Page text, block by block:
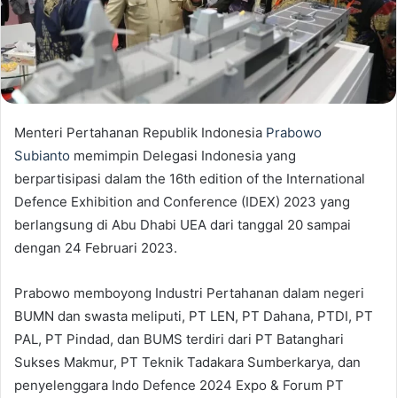
Menteri Pertahanan Republik Indonesia Prabowo
Subianto memimpin Delegasi Indonesia yang
berpartisipasi dalam the 16th edition of the International
Defence Exhibition and Conference (IDEX) 2023 yang
berlangsung di Abu Dhabi UEA dari tanggal 20 sampai
dengan 24 Februari 2023.
Prabowo memboyong Industri Pertahanan dalam negeri
BUMN dan swasta meliputi, PT LEN, PT Dahana, PTDI, PT
PAL, PT Pindad, dan BUMS terdiri dari PT Batanghari
Sukses Makmur, PT Teknik Tadakara Sumberkarya, dan
penyelenggara Indo Defence 2024 Expo & Forum PT